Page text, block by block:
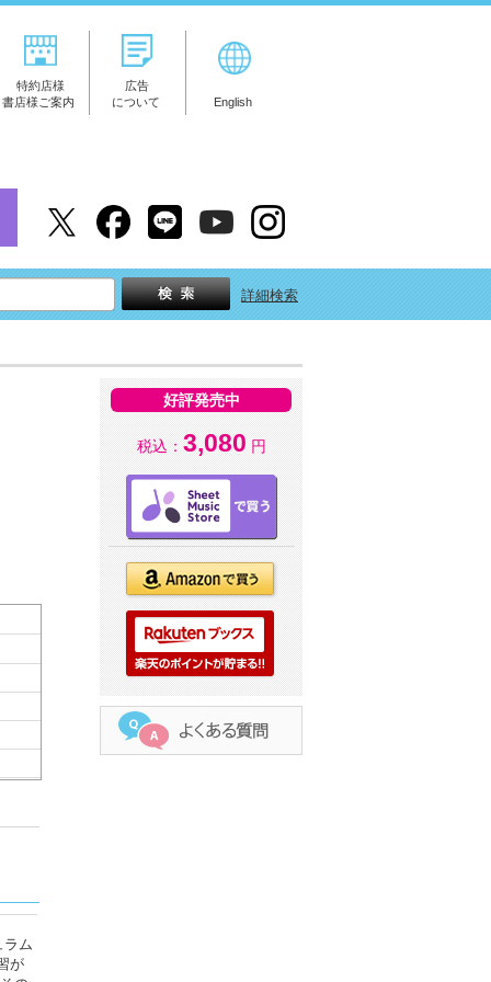
特約店様
書店様ご案内
広告
について
English
詳細検索
ラム
が
好評発売中
税込： 3,080 円